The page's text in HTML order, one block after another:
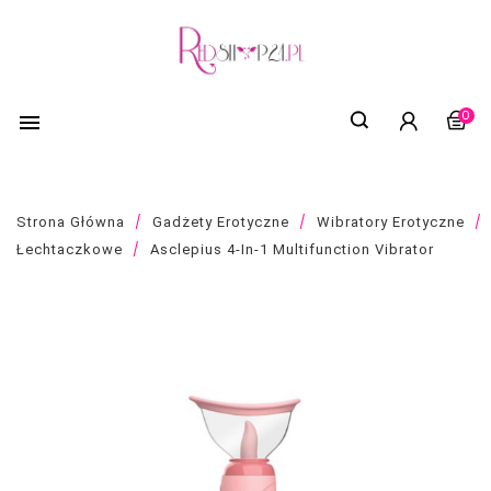
 0
Strona Główna Gadżety Erotyczne
Wibratory Erotyczne
Łechtaczkowe
Asclepius 4-In-1 Multifunction Vibrator